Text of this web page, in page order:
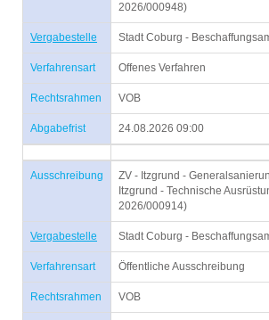
2026/000948)
Vergabestelle Stadt Coburg -
Verfahrensart Offenes Verfahren
Rechtsrahmen VOB
Abgabefrist 24.08.2026 09:00
Ausschreibung
ZV - Itzgrund -
Itzgrund - Technische
2026/000914)
Vergabestelle Stadt Coburg -
Verfahrensart Öffentliche Ausschreibung
Rechtsrahmen VOB